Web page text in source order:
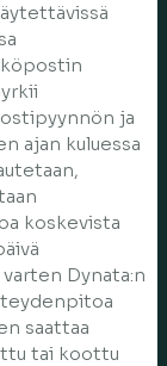
ja
ajan kuluessa
koskevista
Dynata:n
saattaa
tai koottu